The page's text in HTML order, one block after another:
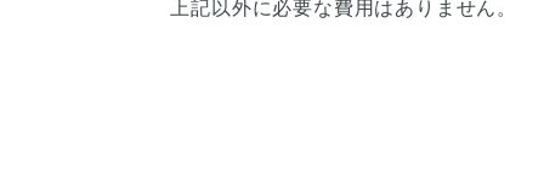
上記以外に必要な費用はありません。